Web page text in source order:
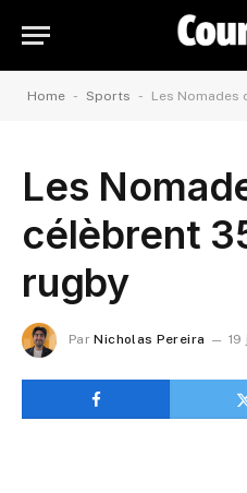
Home - Sports - Les Nomades
Les
célèbrent
rugby
Par Nicholas Pereira